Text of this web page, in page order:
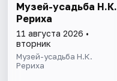
Музей-усадьба Н.К.
Рериха
11 августа 2026 •
вторник
Музей-усадьба Н.К.
Рериха